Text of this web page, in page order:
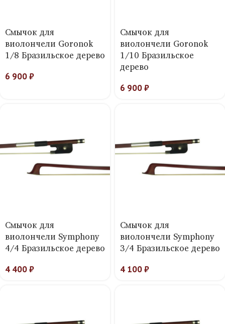
Смычок для
виолончели Goronok
1/8 Бразильское дерево
6 900₽
Смычок для
виолончели Goronok
1/10 Бразильское
дерево
6 900₽
Смычок для
виолончели Symphony
4/4 Бразильское дерево
4 400₽
Смычок для
виолончели Symphony
3/4 Бразильское дерево
4 100₽